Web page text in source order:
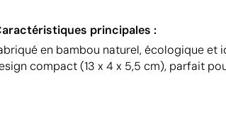
principales :
en bambou naturel, écologique et
compact (13 x 4 x 5,5 cm), parfait